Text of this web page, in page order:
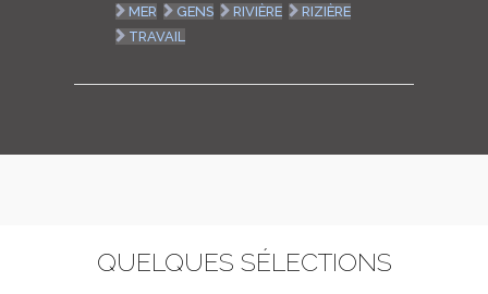
MER
GENS RIVIÈRE
RIZIÈRE
TRAVAIL
QUELQUES SÉLECTIONS